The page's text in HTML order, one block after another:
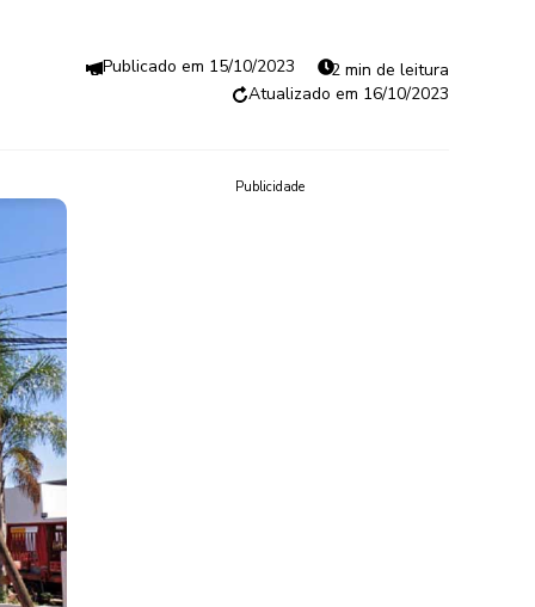
15/10/2023
2 min de leitura
16/10/2023
Publicidade